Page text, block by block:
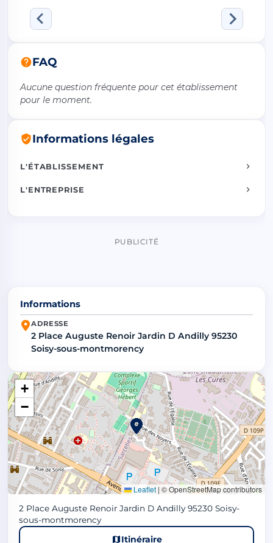
FAQ
Aucune question fréquente pour cet établissement
pour le moment.
Informations légales
L'ÉTABLISSEMENT
L'ENTREPRISE
PUBLICITÉ
Informations
ADRESSE
2 Place Auguste Renoir Jardin D Andilly 95230
Soisy-sous-montmorency
+
−
Leaflet | © OpenStreetMap contributors
2 Place Auguste Renoir Jardin D Andilly 95230 Soisy-
sous-montmorency
Itinéraire